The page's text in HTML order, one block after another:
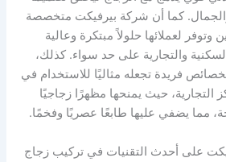
والجمال. كما أن شركة بيرفيكت متخصصة
لعملائها حلولاً مبتكرة وعالية
والتجارية على حد سواء. كذلك،
فريدة تجعله مثاليًا للاستخدام في
التجارية، حيث يمنحها مظهرًا زجاجيًا
مما يضفي عليها طابعًا عصريًا وفخمًا.
على أحدث التقنيات في تركيب زجاج